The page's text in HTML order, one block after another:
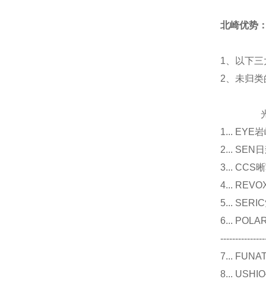
北崎优势
1、以下
2、未归
光源
1... EYE
2... SEN
3... CCS
4...
5...
6...
7...
8...